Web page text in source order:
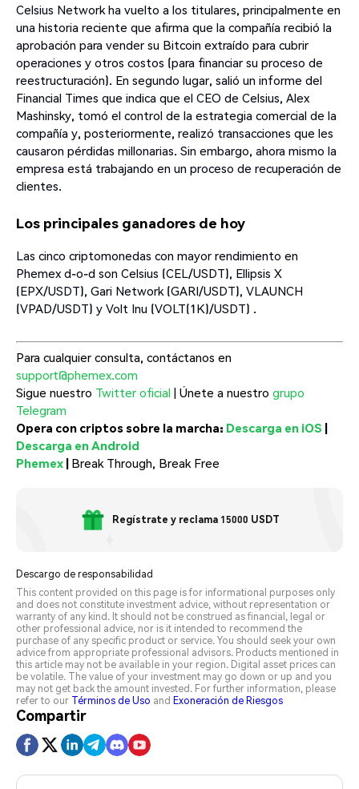
Celsius Network ha vuelto a los titulares, principalmente en
una historia reciente que afirma que la compañía recibió la
aprobación para vender su Bitcoin extraído para cubrir
operaciones y otros costos (para financiar su proceso de
reestructuración). En segundo lugar, salió un informe del
Financial Times que indica que el CEO de Celsius, Alex
Mashinsky, tomó el control de la estrategia comercial de la
compañía y, posteriormente, realizó transacciones que les
causaron pérdidas millonarias. Sin embargo, ahora mismo la
empresa está trabajando en un proceso de recuperación de
clientes.
Los principales ganadores de hoy
Las cinco criptomonedas con mayor rendimiento en
Phemex d-o-d son Celsius (CEL/USDT), Ellipsis X
(EPX/USDT), Gari Network (GARI/USDT), VLAUNCH
(VPAD/USDT) y Volt Inu (VOLT(1K)/USDT) .
Para cualquier consulta, contáctanos en
support@phemex.com
Sigue nuestro Twitter oficial | Únete a nuestro grupo
Telegram
Opera con criptos sobre la marcha: Descarga en iOS |
Descarga en Android
Phemex | Break Through, Break Free
Regístrate y reclama 15000 USDT
Descargo de responsabilidad
This content provided on this page is for informational purposes only
and does not constitute investment advice, without representation or
warranty of any kind. It should not be construed as financial, legal or
other professional advice, nor is it intended to recommend the
purchase of any specific product or service. You should seek your own
advice from appropriate professional advisors. Products mentioned in
this article may not be available in your region. Digital asset prices can
be volatile. The value of your investment may go down or up and you
may not get back the amount invested. For further information, please
refer to our Términos de Uso and Exoneración de Riesgos
Compartir